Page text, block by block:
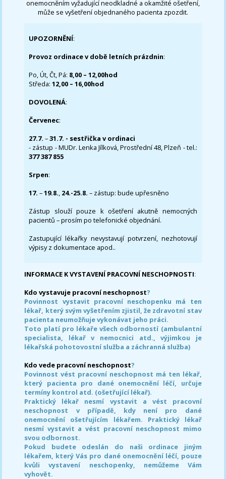
onemocněním vyžadující neodkladné a okamžité ošetření,
může se vyšetření objednaného pacienta zpozdit.
UPOZORNĚNÍ:
Provoz ordinace v době letních prázdnin:
Po, Út, Čt, Pá: 8,00 – 12,00hod
Středa:12,00 – 16,00hod
DOVOLENÁ:
Červenec:
27.7.–31.7. - sestřička v ordinaci
- zástup - MUDr. Lenka Jílková, Prostřední 48, Plzeň - tel.:
377 387 855
Srpen:
17. –19.8., 24.-25.8. – zástup: bude upřesněno
Zástup slouží pouze k ošetření akutně nemocných
pacientů – prosím po telefonické objednání.
Zastupující lékařky nevystavují potvrzení, nezhotovují
výpisy z dokumentace apod..
INFORMACE K VYSTAVENÍ PRACOVNÍ NESCHOPNOSTI:
Kdo vystavuje pracovní neschopnost?
Povinnost vystavit pracovní neschopenku má ten
lékař, který svým vyšetřením zjistil, že zdravotní stav
pacienta neumožňuje vykonávat jeho práci.
Toto platí pro lékaře všech odborností (ambulantní
specialista, lékař v nemocnici atd., výjimkou je
lékařská pohotovostní služba a záchranná služba)
Kdo vede pracovní neschopnost?
Povinnost vést pracovní neschopnost má ten lékař,
který pacienta pro dané onemocnění léčí, určuje
termíny kontrol atd. (ošetřující lékař).
Praktický lékař nesmí vystavit a vést pracovní
neschopnost v případě, kdy není pro dané
onemocnění ošetřujícím lékařem. Praktický lékař
nesmí vystavit a vést pracovní neschopnost mimo
svou odbornost.
Pokud budete odeslán do naši ordinace jiným
lékařem, který Vás pro dané onemocnění léčí, pouze
kvůli vystavení neschopenky, nemůžeme Vám
vyhovět.